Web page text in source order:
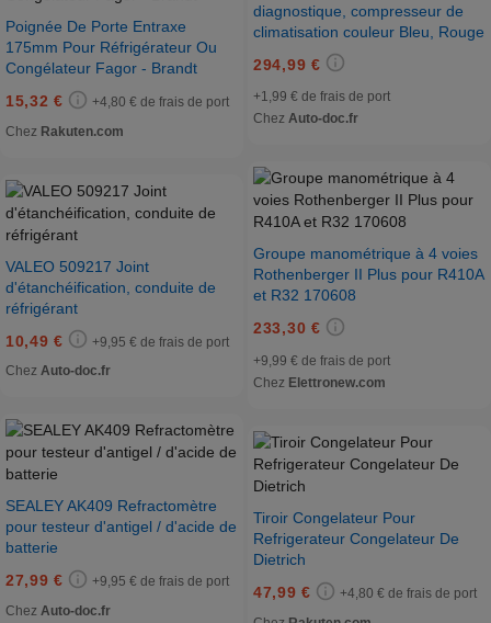
Poignée De Porte Entraxe
175mm Pour Réfrigérateur Ou
Congélateur Fagor - Brandt
15,32 €
+4,80 € de frais de port
Chez Rakuten.com
VALEO 509217 Joint
d'étanchéification, conduite de
réfrigérant
10,49 €
+9,95 € de frais de port
Chez Auto-doc.fr
SEALEY AK409 Refractomètre
pour testeur d'antigel / d'acide de
batterie
27,99 €
+9,95 € de frais de port
Chez Auto-doc.fr
diagnostique, compresseur de
climatisation couleur Bleu, Rouge
294,99 €
+1,99 € de frais de port
Chez Auto-doc.fr
Groupe manométrique à 4 voies
Rothenberger II Plus pour R410A
et R32 170608
233,30 €
+9,99 € de frais de port
Chez Elettronew.com
Tiroir Congelateur Pour
Refrigerateur Congelateur De
Dietrich
47,99 €
+4,80 € de frais de port